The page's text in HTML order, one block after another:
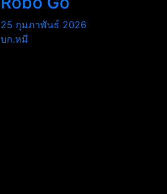
25 กุมภาพันธ์ 2026
บก.หมี